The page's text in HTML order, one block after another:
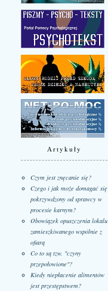
Artykuły
Czym jest znęcanie się?
Czego i jak może domagać się
pokrzywdzony od sprawcy w
procesie karnym?
Obowiązek opuszczenia lokalu
zamieszkiwanego wspólnie z
ofiarą
Co to są tzw. "czyny
przepołowione"?
Kiedy niepłacenie alimentów
jest przestępstwem?